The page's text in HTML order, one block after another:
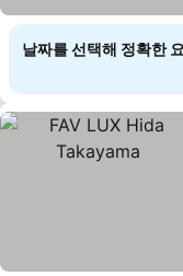
날짜를 선택해 정확한